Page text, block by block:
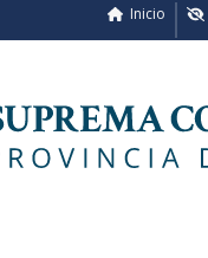
Inicio